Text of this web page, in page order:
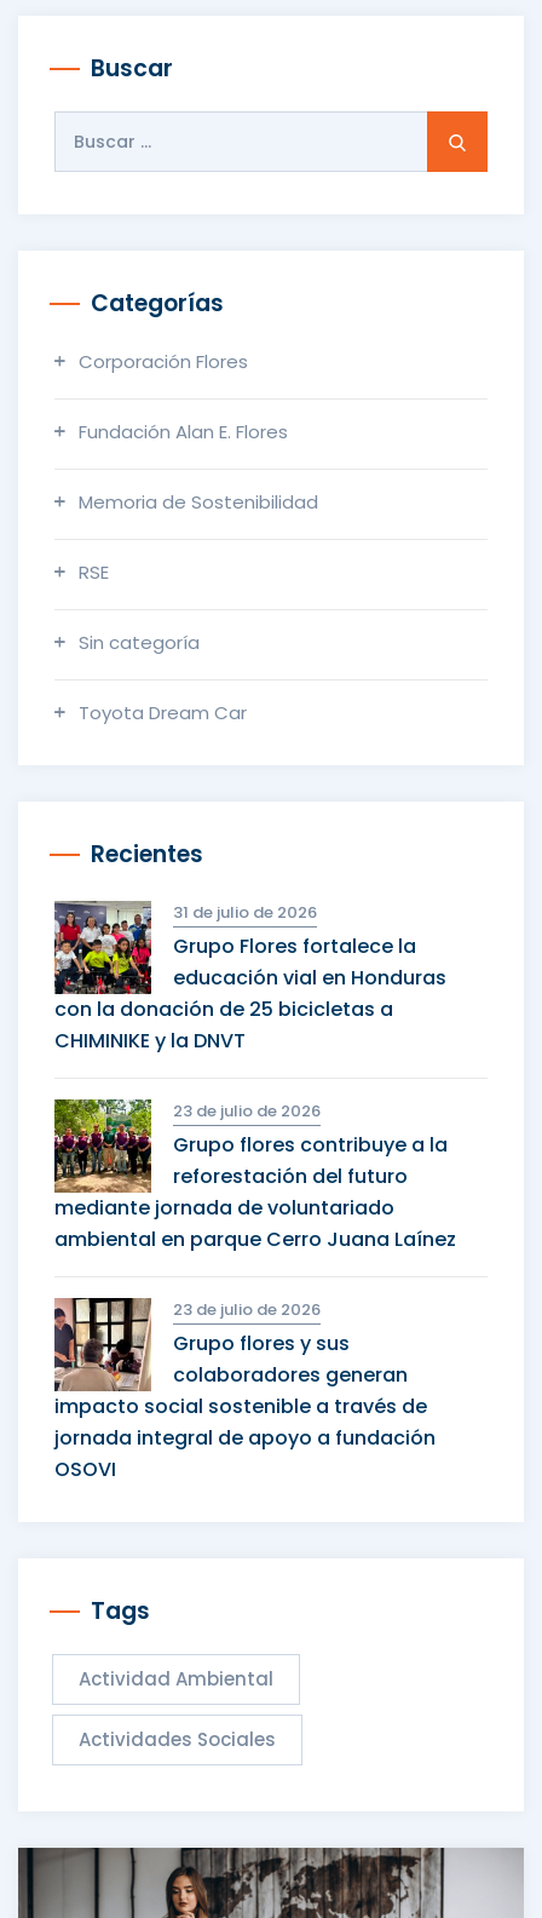
Buscar
Categorías
Corporación Flores
Fundación Alan E. Flores
Memoria de Sostenibilidad
RSE
Sin categoría
Toyota Dream Car
Recientes
31 de julio de 2026
Grupo Flores fortalece la
educación vial en Honduras
con la donación de 25 bicicletas a
CHIMINIKE y la DNVT
23 de julio de 2026
Grupo flores contribuye a la
reforestación del futuro
mediante jornada de voluntariado
ambiental en parque Cerro Juana Laínez
23 de julio de 2026
Grupo flores y sus
colaboradores generan
impacto social sostenible a través de
jornada integral de apoyo a fundación
OSOVI
Tags
Actividad Ambiental
Actividades Sociales